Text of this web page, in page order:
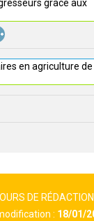
grâce aux
en agriculture de
DE RÉDACTION
: 18/01/